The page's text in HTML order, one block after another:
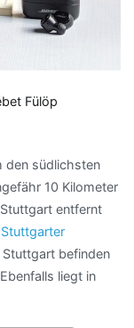
Fülöp
den südlichsten
10 Kilometer
Stuttgart entfernt
Stuttgarter
befinden
liegt in